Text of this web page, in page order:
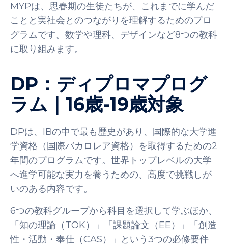
MYPは、思春期の生徒たちが、これまでに学んだ
ことと実社会とのつながりを理解するためのプロ
グラムです。数学や理科、デザインなど8つの教科
に取り組みます。
DP：ディプロマプログ
ラム｜16歳-19歳対象
DPは、IBの中で最も歴史があり、国際的な大学進
学資格（国際バカロレア資格）を取得するための2
年間のプログラムです。世界トップレベルの大学
へ進学可能な実力を養うための、高度で挑戦しが
いのある内容です。
6つの教科グループから科目を選択して学ぶほか、
「知の理論（TOK）」「課題論文（EE）」「創造
性・活動・奉仕（CAS）」という3つの必修要件